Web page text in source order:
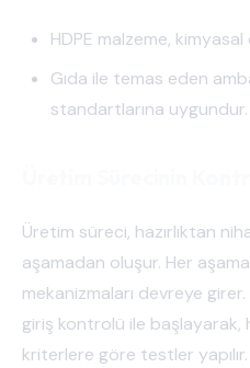
HDPE malzeme,
Gıda ile temas eden
standartlarına uygundur.
Üretim süreci, hazırlıktan
aşamadan oluşur. Her
mekanizmaları devreye
giriş kontrolü ile başlayarak,
kriterlere göre testler